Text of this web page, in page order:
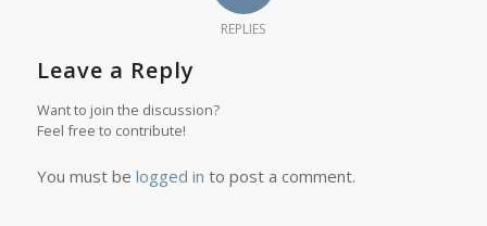
REPLIES
Leave a Reply
Want to join the discussion?
Feel free to contribute!
You must be logged in to post a comment.